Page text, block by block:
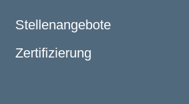
Stellenangebote
Zertifizierung